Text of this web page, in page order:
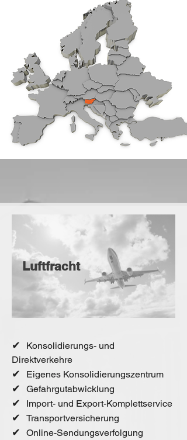
Luftfracht
✔
Konsolidierungs- und
Direktverkehre
✔ Eigenes Konsolidierungszentrum
✔ Gefahrgutabwicklung
✔ Import- und Export-Komplettservice
✔ Transportversicherung
✔ Online-Sendungsverfolgung